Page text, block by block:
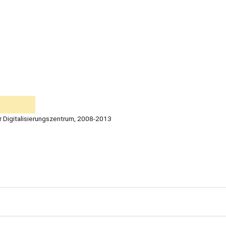
Digitalisierungszentrum, 2008-2013